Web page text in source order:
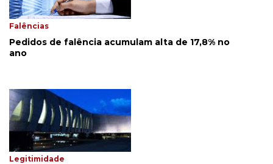
Falências
Pedidos de falência acumulam alta de 17,8% no
ano
Legitimidade